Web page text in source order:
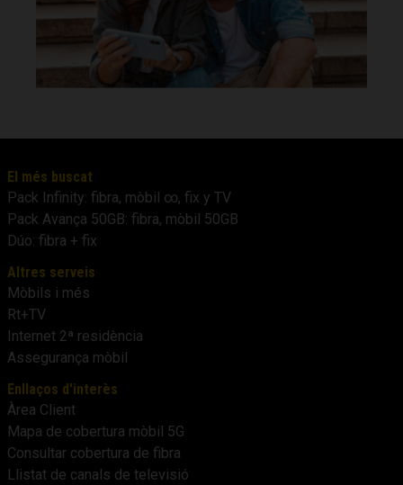
El més buscat
Pack Infinity: fibra, mòbil ∞, fix y TV
Pack Avança 50GB: fibra, mòbil 50GB
Dúo: fibra + fix
Altres serveis
Mòbils i més
Rt+TV
Internet 2ª residència
Assegurança mòbil
Enllaços d'interès
Àrea Client
Mapa de cobertura mòbil 5G
Consultar cobertura de fibra
Llistat de canals de televisió